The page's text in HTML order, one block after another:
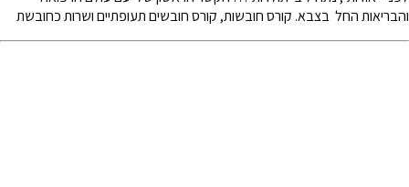
והבריאות החל בצבא. קורס חובשות, קורס חובשים תעופתיים ושרות כחובשת